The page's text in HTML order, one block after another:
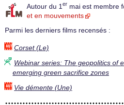
Autour du 1 er mai est membre
et en mouvements
Parmi les derniers films recensés :
Corset (Le)
Webinar series: The geopolitics of
emerging green sacrifice zones
Vie démente (Une)